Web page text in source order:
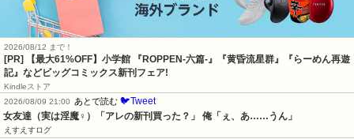
2026/08/12 まで！
[PR] 【最大61%OFF】小学館 『ROPPEN-六篇-』『黄昏流星群』『らーめん再遊
記』などビッグコミックス新刊フェア!
Kindleストア
2026/08/09 21:00
あとで読む 🐦Tweet
女友達（実は淫魔♀）「アレの新刊買った？」 俺「ぇ、あ……うん」
えすえすログ